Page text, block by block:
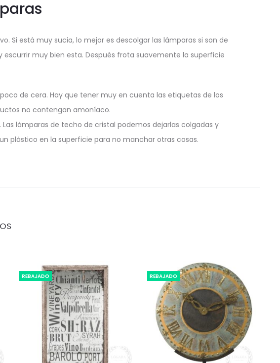
Si está muy sucia, lo mejor es descolgar las lámparas si son de
muy bien esta. Después frota suavemente la superficie
de cera. Hay que tener muy en cuenta las etiquetas de los
no contengan amoníaco.
lámparas de techo de cristal podemos dejarlas colgadas y
plástico en la superficie para no manchar otras cosas.
REBAJADO REBAJADO